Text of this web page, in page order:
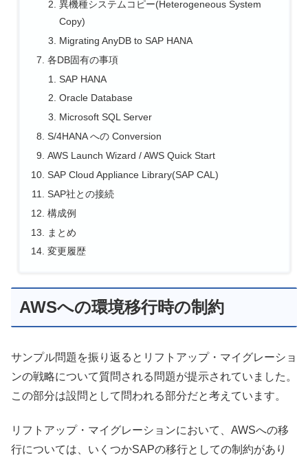
異機種システムコピー(Heterogeneous System
Copy)
Migrating AnyDB to SAP HANA
各DB固有の事項
SAP HANA
Oracle Database
Microsoft SQL Server
S/4HANA への Conversion
AWS Launch Wizard / AWS Quick Start
SAP Cloud Appliance Library(SAP CAL)
SAP社との接続
構成例
まとめ
変更履歴
AWSへの環境移行時の制約
サンプル問題を振り返るとリフトアップ・マイグレーショ
ンの戦略について質問される問題が提示されていました。
この部分は設問として問われる部分だと考えています。
リフトアップ・マイグレーションにおいて、AWSへの移
行については、いくつかSAPの移行としての制約があり